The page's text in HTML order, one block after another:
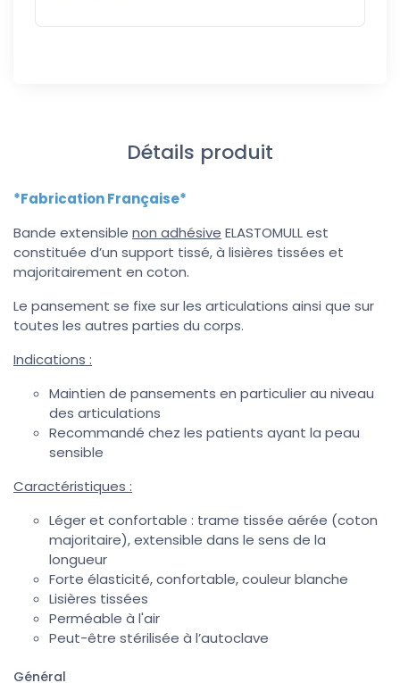
Détails produit
*Fabrication Française*
Bande extensible non adhésive ELASTOMULL est
constituée d’un support tissé, à lisières tissées et
majoritairement en coton.
Le pansement se fixe sur les articulations ainsi que sur
toutes les autres parties du corps.
Indications :
Maintien de pansements en particulier au niveau
des articulations
Recommandé chez les patients ayant la peau
sensible
Caractéristiques :
Léger et confortable : trame tissée aérée (coton
majoritaire), extensible dans le sens de la
longueur
Forte élasticité, confortable, couleur blanche
Lisières tissées
Perméable à l'air
Peut-être stérilisée à l’autoclave
Général